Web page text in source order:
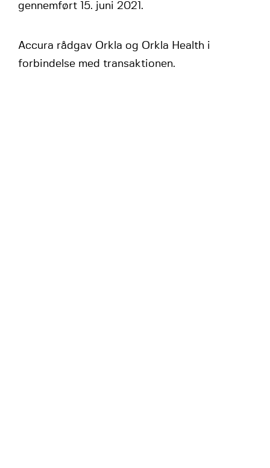
gennemført 15. juni 2021.
Accura rådgav Orkla og Orkla Health i
forbindelse med transaktionen.